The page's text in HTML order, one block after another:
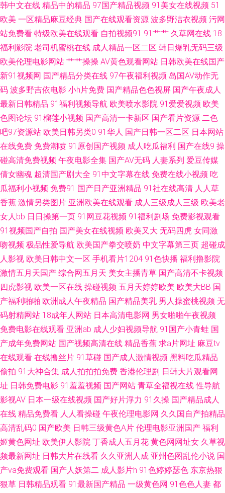
国产福利 91大神网站在线观看 国产C一区 婷婷五月天社区 91超碰青草 91白
丝国产 91在线白丝 www肏肏 久操久热在线资源 欧美女自慰 免费观看日韩A
二区在线 男人天堂视频网 狼友视频91视频 韩国a√中文 一本道av福利社 色男
人夜天堂av 91成人18 ts赵恩静在线 男人天堂狠狠 最新手机av电影 91拍黄
东方av在线网 欧美乱大交做爰性AV 91视频第一页 日本伊人欧美精品 91色精
品网站 超碰91第一页 欧美150p 福利AV导航在线 精品午夜 色香蕉欧美导航
91极品福利姬 www91在线视频 新日韩新片网 阿v无码 激情乱伦五月天黄色
91国产白浆高潮 国产日韩在 91成人青青草婷婷 五月天综合社区 丰满人妻精
品一区二区 一区二卡三卡中日 黄色男女 亚洲男人天堂网205 东方美女视av
在线 免费男女午男女网址 狼人综干 91美鲍 超碰人人97香蕉 在线中文字幕网
海无码日韩欧美 国产合集1024 91国产丝袜射精 草草福利社 精品一区二区三
区香蕉 男女av天堂 性交美女 91午夜福利图片 91福利视频网站 豆花网在线观
看完整 男人好色天堂 91尤物视频 久久精品人妻 91九色蝌蚪视频网站 夜色邦
福利社 东京热天堂91 欧美日韩综合 伊人久久伊人 97人妻中文字幕总站 国产
91丝袜 日韩精品色色 91变态网站 成人导航福利在线视频 91白丝尤物 久久
欧美毛 亚洲日韩国产精品 91资源人人草 极品久久 午夜福利 91小視頻 激情
啪啪综合 五月天操穴 91视屏免费网址 五月天性爱麻豆传媒 肏屄视屏 欧美骚
韩中文在线 精品中的精品 97国产精品视频 91美女在线视频 51
欧美 一区精品麻豆经典 国产在线观看资源 波多野洁衣视频 污网
站免费看 特级欧美在线观看 自拍视频91 91艹艹 久草网在线 18
福利影院 老司机蜜桃在线 成人精品一区二区 韩日爆乳无码三级
欧美伦理电影网站 艹艹操操 AV黄色观看网站 日韩欧美在线国产
新91视频网 国产精品分类在线 97午夜福利视频 岛国AV动作无
码 波多野吉依电影 小h片免费 国产精品色色视屏 国产午夜成人
最新日韩精品 91福利视频导航 欧美喷水影院 91爱爱视频 欧美
色图论坛 91榴莲小视频 国产高清一卡新区 国产看片资源 二色
吧97资源站 欧美日韩另类0 91华人 国产日韩一区二区 日本网站
在线免费 免费潮喷 91原创国产视频 成人吃瓜福利 国产在线9 操
碰高清免费视频 午夜电影全集 国产AV无码 人妻系列 爱豆传媒
倩女幽魂 超清国产剧大全 91中文字幕在线 免费在线小视频 吃
瓜福利小视频 免费91 国产日产亚洲精品 91社在线高清 人人草
香蕉 激情另类图片 亚洲欧美在线观看 成人三级成人三级 欧美老
女人bb 日日操第一页 91网豆花视频 91福利剧场 免费影视观看
91视频国产自拍 国产美女在线视频 欧美又大 无码四虎 女同激
吻视频 极品性爱导航 欧美国产拳交喷奶 中文字幕第三页 超碰成
人影视 欧美日韩中文一区 手机看片1204 91色快播 福利撸影院
激情五月天国产 综合网五月天 美女主播青草 国产高清不卡视频
四虎影视 欧美一区在线 操碰视频 五月天婷婷欧美 欧美大BB 国
产福利啪啪 欧洲成人午夜精品 国产精品美乳 男人操蜜桃视频 无
码射精网站 18成年人网站 日本高清电影网 男女啪啪午夜视频
免费电影在线观看 亚洲ab 成人少妇视频导航 91国产小青蛙 国
产成年免费网站 国产视频高清在线 精品香蕉 求a片网址 麻豆tv
在线观看 在线撸丝片 91草碰 国产成人激情视频 黑料吃瓜精品
偷拍 91大神合集 成人拍拍拍免费 香港伦理剧 日韩大片观看网
址 日韩免费电影 91羞羞视频 国产网站 青草全福视在线 性导航
影视AV 日本一级在线视频 国产好片浮力 91久操 国产精品成人
在线 精品免费看 人人看操碰 午夜伦理电影网 久久国自产拍精品
高清乱码0 国产欧美 日韩三级黄色A片 伦理电影亚洲国产 福利
姬黄色网址 欧美伊人影院 丁香成人五月花 黄色网网址女 久草视
频最新网址 日韩大片在线看 久久亚洲人成 亚州色图乱伦小说 国
产va免费观看 国产人妖第二 成人影片h 91色婷婷瑟色 东京热狠
狠草 日韩精品观看 91最新国产精品 一级黄色网 91色色人妻 都